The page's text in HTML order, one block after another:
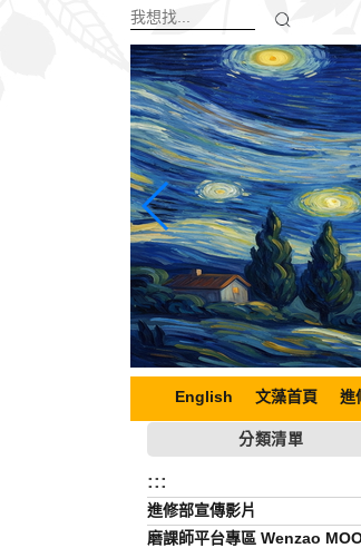
English 文藻首頁 進
分類清單
:::
進修部宣傳影片
磨課師平台專區 Wenzao